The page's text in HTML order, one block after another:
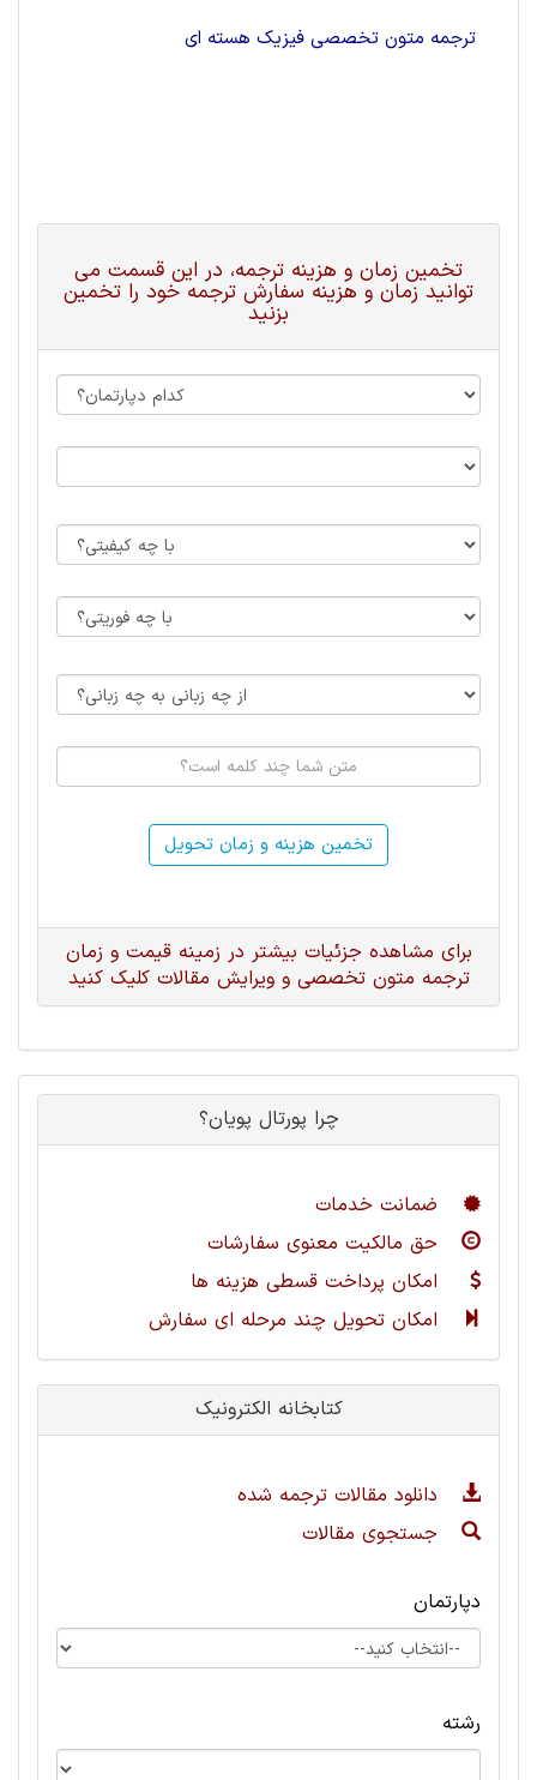
ترجمه متون تخصصی فیزیک هسته ای
تخمین زمان و هزینه ترجمه، در این قسمت می
توانید زمان و هزینه سفارش ترجمه خود را تخمین
بزنید
تخمین هزینه و زمان تحویل
برای مشاهده جزئیات بیشتر در زمینه قیمت و زمان
ترجمه متون تخصصی و ویرایش مقالات کلیک کنید
چرا پورتال پویان؟
ضمانت خدمات
حق مالکیت معنوی سفارشات
امکان پرداخت قسطی هزینه ها
امکان تحویل چند مرحله ای سفارش
کتابخانه الکترونیک
دانلود مقالات ترجمه شده
جستجوی مقالات
دپارتمان
رشته